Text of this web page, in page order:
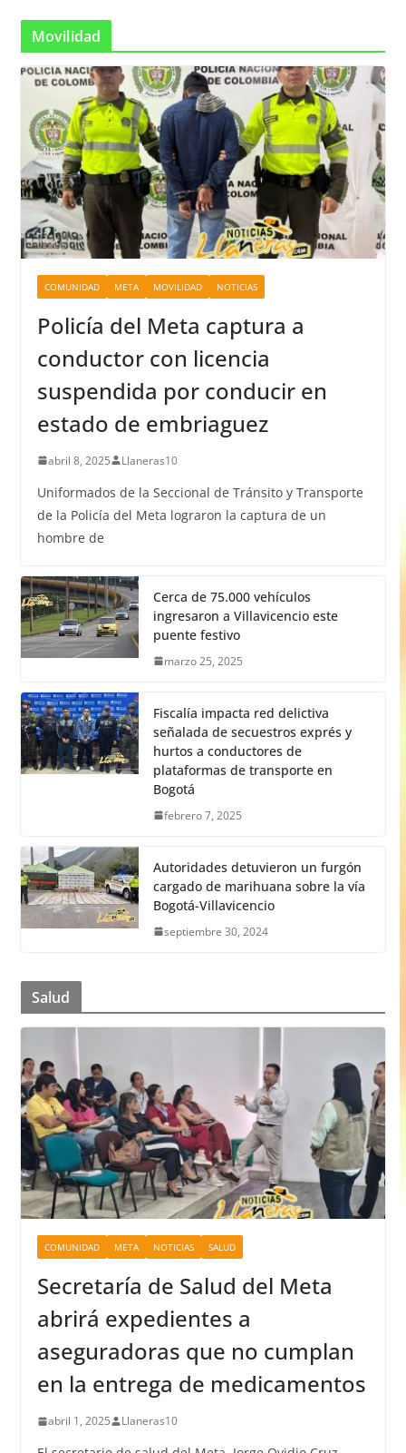
Movilidad
COMUNIDAD META MOVILIDAD NOTICIAS
Policía del Meta captura a
conductor con licencia
suspendida por conducir en
estado de embriaguez
abril 8, 2025 Llaneras10
Uniformados de la Seccional de Tránsito y Transporte
de la Policía del Meta lograron la captura de un
hombre de
Cerca de 75.000 vehículos
ingresaron a Villavicencio este
puente festivo
marzo 25, 2025
Fiscalía impacta red delictiva
señalada de secuestros exprés y
hurtos a conductores de
plataformas de transporte en
Bogotá
febrero 7, 2025
Autoridades detuvieron un furgón
cargado de marihuana sobre la vía
Bogotá-Villavicencio
septiembre 30, 2024
Salud
COMUNIDAD META NOTICIAS SALUD
Secretaría de Salud del Meta
abrirá expedientes a
aseguradoras que no cumplan
en la entrega de medicamentos
abril 1, 2025 Llaneras10